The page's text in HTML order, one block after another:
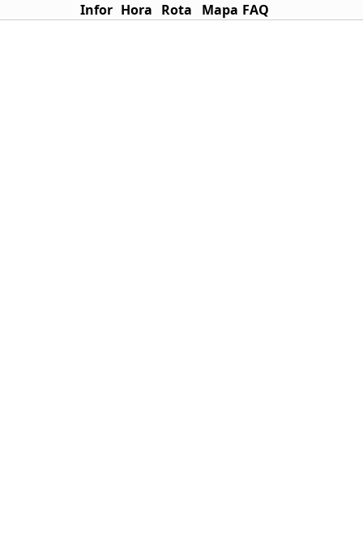
Infor Hora Rota Mapa FAQ